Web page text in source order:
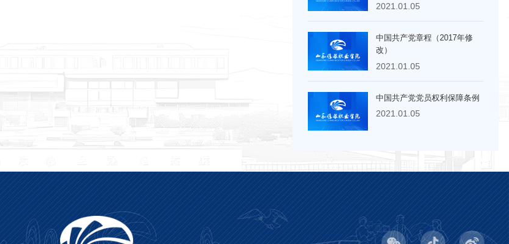
2021.01.05
中国共产党章程（2017年修
改）
2021.01.05
中国共产党党员权利保障条例
2021.01.05